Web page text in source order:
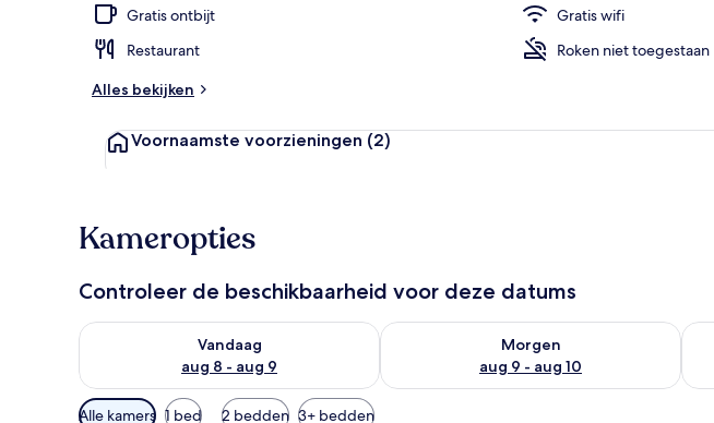
Gratis ontbijt
Gratis wifi
Restaurant
Roken niet toegestaan
Alles bekijken
Voornaamste voorzieningen (2)
Kameropties
Controleer de beschikbaarheid voor deze datums
Vandaag
aug 8 - aug 9
De beschikbaarheid controleren voor vanavond aug 8 - aug 9
Morgen
aug 9 - aug 10
De beschikbaarheid controleren voor De
Beschikbare
Alle kamers 1 bed 2 bedden 3+ bedden